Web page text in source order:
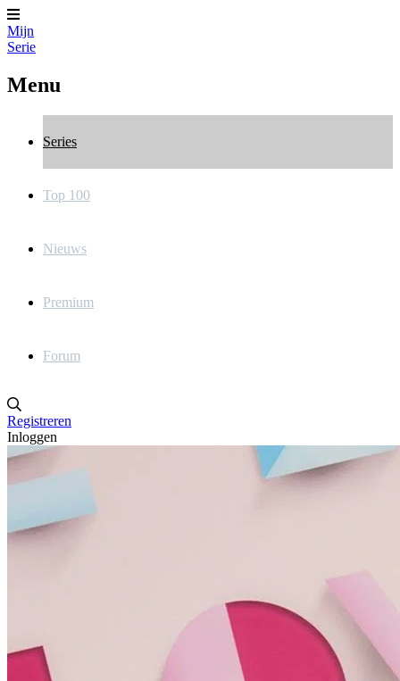
Mijn
Serie
Menu
Series
Top 100
Nieuws
Premium
Forum
Registreren
Inloggen